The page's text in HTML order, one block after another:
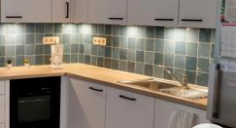
une maison entièrement meublée de
2021 et 2022 ravira les étudiants et
un endroit spacieux et convivial pour
12m² de la colocation se libère dans
et mansardée, elle est située au...